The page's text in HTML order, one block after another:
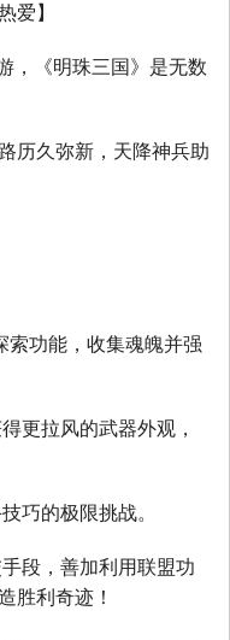
爱】
，《明珠三国》是无数
历久弥新，天降神兵助
索功能，收集魂魄并强
更拉风的武器外观，
巧的极限挑战。
段，善加利用联盟功
胜利奇迹！